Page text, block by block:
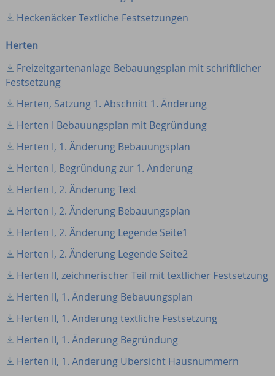
Heckenäcker Textliche Festsetzungen
Herten
Freizeitgartenanlage Bebauungsplan mit schriftlicher
Festsetzung
Herten, Satzung 1. Abschnitt 1. Änderung
Herten I Bebauungsplan mit Begründung
Herten I, 1. Änderung Bebauungsplan
Herten I, Begründung zur 1. Änderung
Herten I, 2. Änderung Text
Herten I, 2. Änderung Bebauungsplan
Herten I, 2. Änderung Legende Seite1
Herten I, 2. Änderung Legende Seite2
Herten II, zeichnerischer Teil mit textlicher Festsetzung
Herten II, 1. Änderung Bebauungsplan
Herten II, 1. Änderung textliche Festsetzung
Herten II, 1. Änderung Begründung
Herten II, 1. Änderung Übersicht Hausnummern